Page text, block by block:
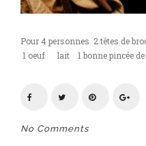
Pour 4 personnes 2 têtes de
1 oeuf lait 1 bonne pincée de
No Comments